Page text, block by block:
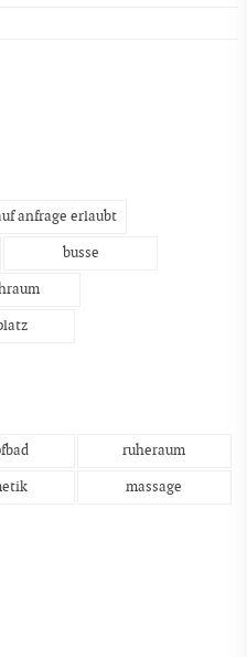
anfrage erlaubt
busse
ruheraum
massage